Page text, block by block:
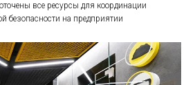
все ресурсы для координации
безопасности на предприятии